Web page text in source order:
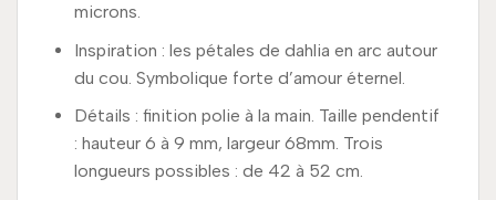
microns.
Inspiration : les pétales de dahlia en arc autour
du cou. Symbolique forte d’amour éternel.
Détails : finition polie à la main. Taille pendentif
: hauteur 6 à 9 mm, largeur 68mm. Trois
longueurs possibles : de 42 à 52 cm.